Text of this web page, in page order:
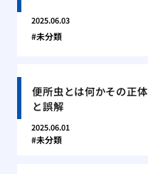
2025.06.03
未分類
便所虫とは何かその正体
と誤解
2025.06.01
未分類